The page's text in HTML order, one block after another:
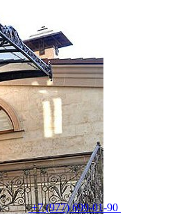
+7 (977) 699-01-90